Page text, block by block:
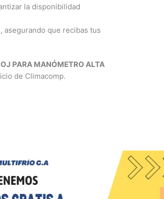
la disponibilidad
asegurando que recibas tus
PARA MANÓMETRO ALTA
de Climacomp.